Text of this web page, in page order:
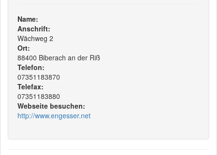
Name:
Anschrift:
Wächweg 2
Ort:
88400 Biberach an der Riß
Telefon:
07351183870
Telefax:
07351183880
Webseite besuchen:
http://www.engesser.net